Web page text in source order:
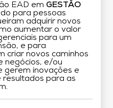
EAD em GESTÃO
para pessoas
adquirir novos
aumentar o valor
para um
e para
criar novos caminhos
negócios, e/ou
gerem inovações e
resultados para as